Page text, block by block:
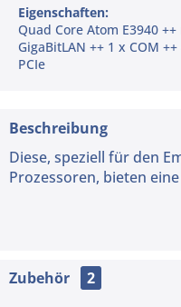
Eigenschaften:
Quad Core Atom E3940 ++
GigaBitLAN ++ 1 x COM
PCIe
Beschreibung
Diese, speziell für den
Prozessoren, bieten
Zubehör 2